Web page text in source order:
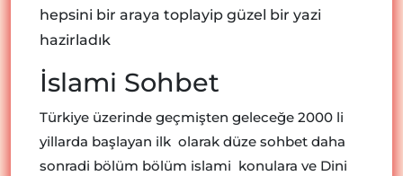
hepsini bir araya toplayip güzel bir yazi
hazirladık
İslami Sohbet
Türkiye üzerinde geçmişten geleceğe 2000 li
yillarda başlayan ilk olarak düze sohbet daha
sonradi bölüm bölüm islami konulara ve Dini